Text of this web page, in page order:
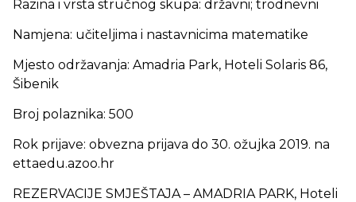
Razina i vrsta stručnog skupa: državni; trodnevni
Namjena: učiteljima i nastavnicima matematike
Mjesto održavanja: Amadria Park, Hoteli Solaris 86,
Šibenik
Broj polaznika: 500
Rok prijave: obvezna prijava do 30. ožujka 2019. na
ettaedu.azoo.hr
REZERVACIJE SMJEŠTAJA – AMADRIA PARK, Hoteli